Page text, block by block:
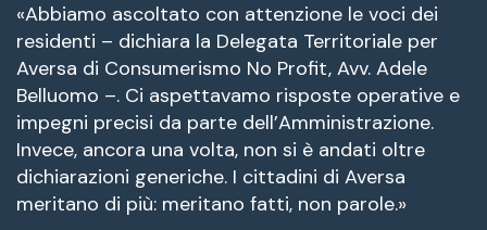
«Abbiamo ascoltato con attenzione le voci dei
residenti – dichiara la Delegata Territoriale per
Aversa di Consumerismo No Profit, Avv. Adele
Belluomo –. Ci aspettavamo risposte operative e
impegni precisi da parte dell’Amministrazione.
Invece, ancora una volta, non si è andati oltre
dichiarazioni generiche. I cittadini di Aversa
meritano di più: meritano fatti, non parole.»